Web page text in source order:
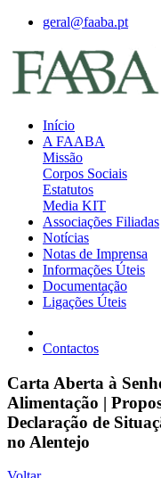
geral@faaba.pt
Início
A FAABA
Missão
Corpos Sociais
Estatutos
Media KIT
Associações Filiadas
Notícias
Notas de Imprensa
Informações Úteis
Documentação
Ligações Úteis
Contactos
Carta Aberta à
Alimentação |
Declaração de
no Alentejo